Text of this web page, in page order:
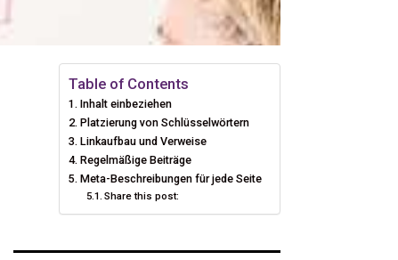
Table of Contents
Inhalt einbeziehen
Platzierung von Schlüsselwörtern
Linkaufbau und Verweise
Regelmäßige Beiträge
Meta-Beschreibungen für jede Seite
Share this post: